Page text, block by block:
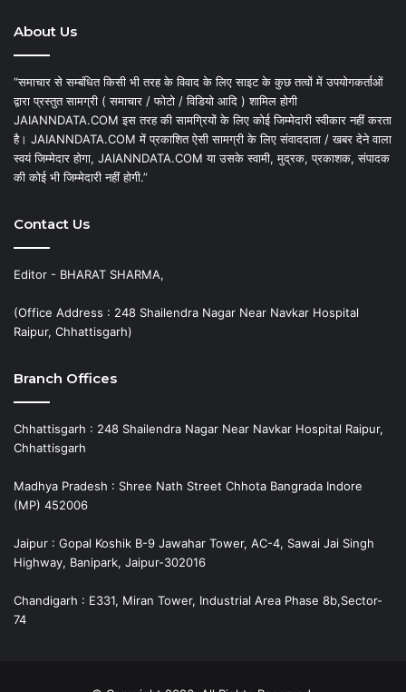
About Us
“समाचार से सम्बंधित किसी भी तरह के विवाद के लिए साइट के कुछ तत्वों में उपयोगकर्ताओं
द्वारा प्रस्तुत सामग्री ( समाचार / फोटो / विडियो आदि ) शामिल होगी
JAIANNDATA.COM इस तरह की सामग्रियों के लिए कोई जिम्मेदारी स्वीकार नहीं करता
है। JAIANNDATA.COM में प्रकाशित ऐसी सामग्री के लिए संवाददाता / खबर देने वाला
स्वयं जिम्मेदार होगा, JAIANNDATA.COM या उसके स्वामी, मुद्रक, प्रकाशक, संपादक
की कोई भी जिम्मेदारी नहीं होगी.”
Contact Us
Editor - BHARAT SHARMA,
(Office Address : 248 Shailendra Nagar Near Navkar Hospital
Raipur, Chhattisgarh)
Branch Offices
Chhattisgarh : 248 Shailendra Nagar Near Navkar Hospital Raipur,
Chhattisgarh
Madhya Pradesh : Shree Nath Street Chhota Bangrada Indore
(MP) 452006
Jaipur : Gopal Koshik B-9 Jawahar Tower, AC-4, Sawai Jai Singh
Highway, Banipark, Jaipur-302016
Chandigarh : E331, Miran Tower, Industrial Area Phase 8b,Sector-
74